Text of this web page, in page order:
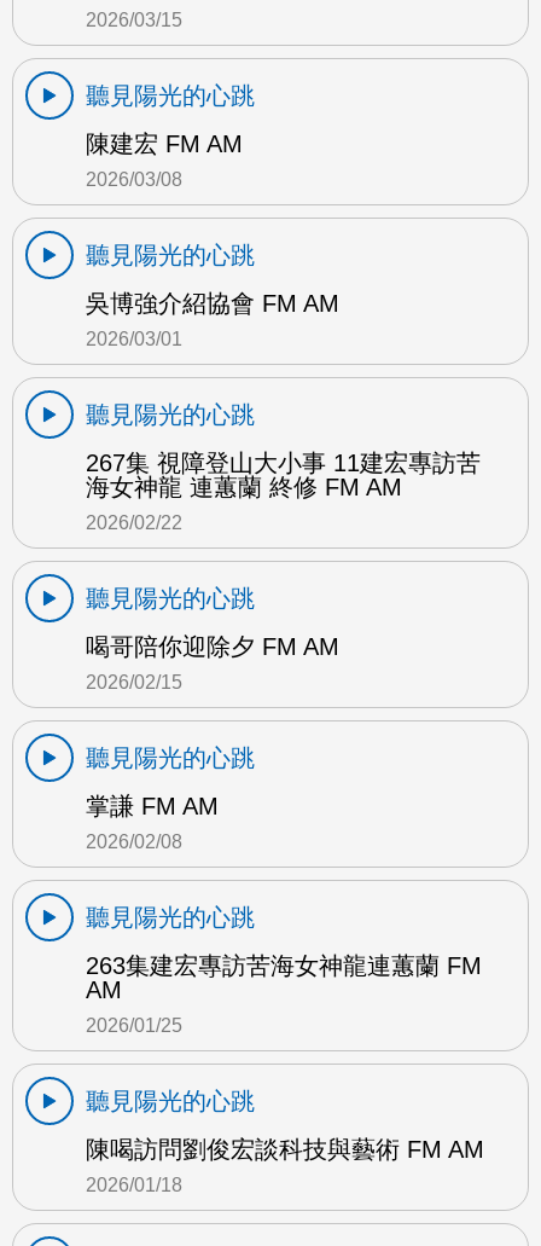
2026/03/15
聽見陽光的心跳
陳建宏 FM AM
2026/03/08
聽見陽光的心跳
吳博強介紹協會 FM AM
2026/03/01
聽見陽光的心跳
267集 視障登山大小事 11建宏專訪苦
海女神龍 連蕙蘭 終修 FM AM
2026/02/22
聽見陽光的心跳
喝哥陪你迎除夕 FM AM
2026/02/15
聽見陽光的心跳
掌謙 FM AM
2026/02/08
聽見陽光的心跳
263集建宏專訪苦海女神龍連蕙蘭 FM
AM
2026/01/25
聽見陽光的心跳
陳喝訪問劉俊宏談科技與藝術 FM AM
2026/01/18